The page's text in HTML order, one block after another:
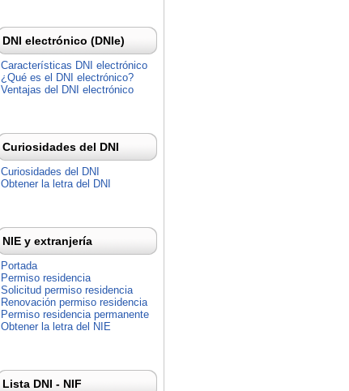
DNI electrónico (DNIe)
Características DNI electrónico
¿Qué es el DNI electrónico?
Ventajas del DNI electrónico
Curiosidades del DNI
Curiosidades del DNI
Obtener la letra del DNI
NIE y extranjería
Portada
Permiso residencia
Solicitud permiso residencia
Renovación permiso residencia
Permiso residencia permanente
Obtener la letra del NIE
Lista DNI - NIF